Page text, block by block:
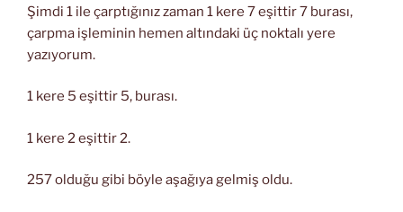
Şimdi 1 ile çarptığınız zaman 1 kere 7 eşittir 7 burası,
çarpma işleminin hemen altındaki üç noktalı yere
yazıyorum.
1 kere 5 eşittir 5, burası.
1 kere 2 eşittir 2.
257 olduğu gibi böyle aşağıya gelmiş oldu.